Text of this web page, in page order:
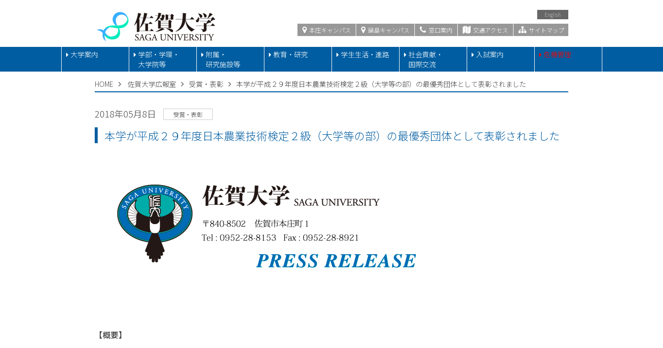
English
本庄キャンパス 鍋島キャンパス 窓口案内 交通アクセス サイトマップ
大学案内
学部・学環・
大学院等
附属・
研究施設等
教育・研究 学生生活・進路
社会貢献・
国際交流
入試案内 危機管理
HOME 佐賀大学広報室 受賞・表彰 本学が平成２９年度日本農業技術検定２級（大学等の部）の最優秀団体として表彰されました
2018年05月8日 受賞・表彰
本学が平成２９年度日本農業技術検定２級（大学等の部）の最優秀団体として表彰されました
【概要】